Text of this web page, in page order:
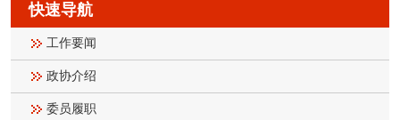
快速导航
工作要闻
政协介绍
委员履职